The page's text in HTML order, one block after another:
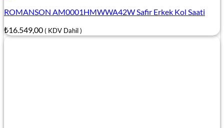
ROMANSON AM0001HMWWA42W Safir Erkek Kol Saati
₺16.549,00( KDV Dahil )